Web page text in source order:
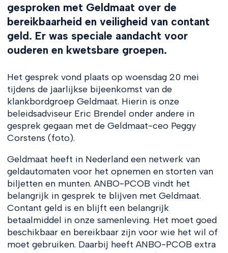
gesproken met Geldmaat over de
bereikbaarheid en veiligheid van contant
geld. Er was speciale aandacht voor
ouderen en kwetsbare groepen.
Het gesprek vond plaats op woensdag 20 mei
tijdens de jaarlijkse bijeenkomst van de
klankbordgroep Geldmaat. Hierin is onze
beleidsadviseur Eric Brendel onder andere in
gesprek gegaan met de Geldmaat-ceo Peggy
Corstens (foto).
Geldmaat heeft in Nederland een netwerk van
geldautomaten voor het opnemen en storten van
biljetten en munten. ANBO-PCOB vindt het
belangrijk in gesprek te blijven met Geldmaat.
Contant geld is en blijft een belangrijk
betaalmiddel in onze samenleving. Het moet goed
beschikbaar en bereikbaar zijn voor wie het wil of
moet gebruiken. Daarbij heeft ANBO-PCOB extra